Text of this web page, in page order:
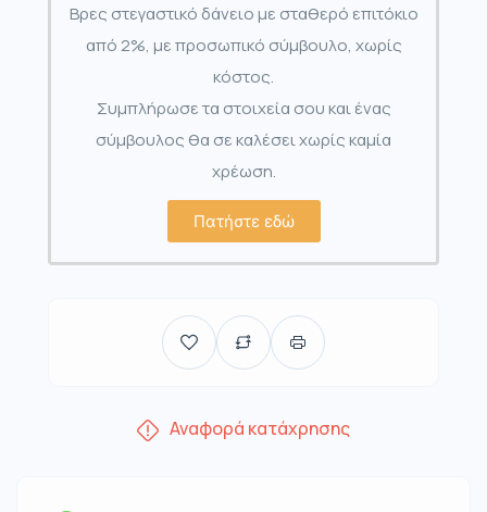
Βρες στεγαστικό δάνειο με σταθερό επιτόκιο
από 2%, με προσωπικό σύμβουλο, χωρίς
κόστος.
Συμπλήρωσε τα στοιχεία σου και ένας
σύμβουλος θα σε καλέσει χωρίς καμία
χρέωση.
Πατήστε εδώ
Αναφορά κατάχρησης